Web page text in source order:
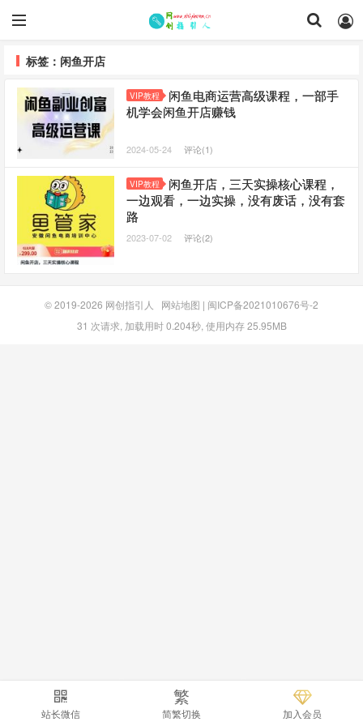
标签：闲鱼开店
VIP教程
闲鱼电商运营高级课程，一部手
机学会闲鱼开店赚钱
2024-05-24 评论(1)
VIP教程
闲鱼开店，三天实操核心课程，
一边观看，一边实操，没有废话，没有套
路
2023-07-02 评论(2)
© 2019-2026 网创指引人 网站地图 | 闽ICP备2021010676号-2
31 次请求, 加载用时 0.204秒, 使用内存 25.95MB
站长微信
繁
简繁切换 加入会员